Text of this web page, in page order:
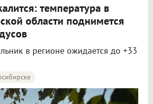
температура в
области поднимется
в регионе ожидается до +33